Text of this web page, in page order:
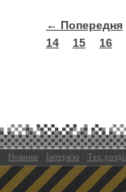
← Попередня
14
15 16
Новини Інтерв'ю